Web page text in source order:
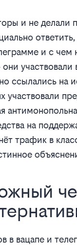
и не делали
и с чем
они
ссылались на
участвовали
на
трафик в
в вацапе и